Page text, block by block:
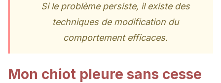
Si le problème persiste, il existe des
techniques de modification du
comportement efficaces.
Mon chiot pleure sans cesse